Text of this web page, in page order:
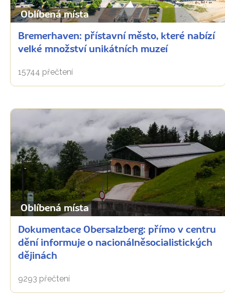
Oblíbená místa
Bremerhaven: přístavní město, které nabízí
velké množství unikátních muzeí
15744 přečtení
Oblíbená místa
Dokumentace Obersalzberg: přímo v centru
dění informuje o nacionálněsocialistických
dějinách
9293 přečtení